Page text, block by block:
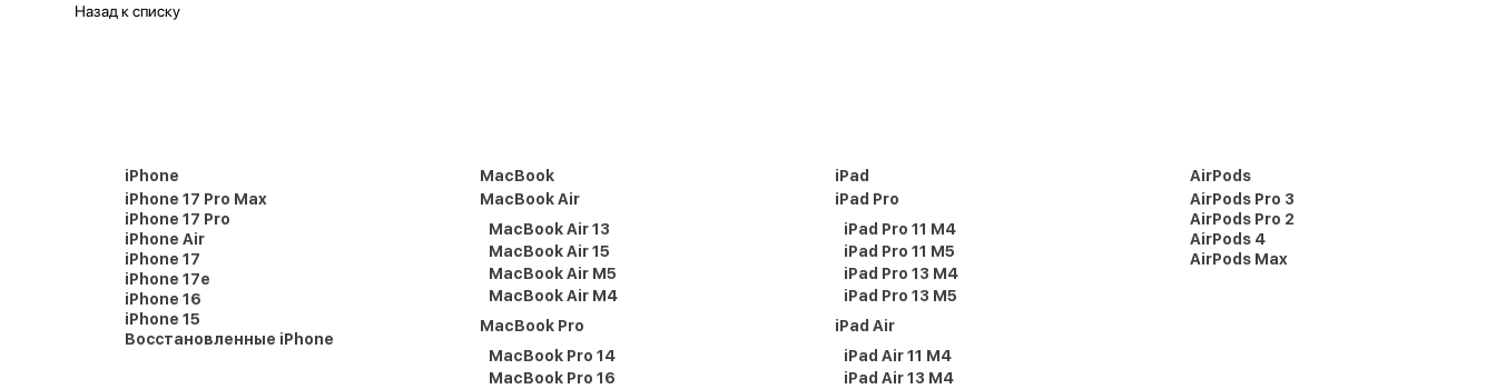
Назад к списку
iPhone
iPhone 17 Pro Max
iPhone 17 Pro
iPhone Air
iPhone 17
iPhone 17e
iPhone 16
iPhone 15
Восстановленные iPhone
MacBook
MacBook Air
MacBook Air 13
MacBook Air 15
MacBook Air M5
MacBook Air M4
MacBook Pro
MacBook Pro 14
MacBook Pro 16
iPad
iPad Pro
iPad Pro 11 M4
iPad Pro 11 M5
iPad Pro 13 M4
iPad Pro 13 M5
iPad Air
iPad Air 11 M4
iPad Air 13 M4
AirPods
AirPods Pro 3
AirPods Pro 2
AirPods 4
AirPods Max